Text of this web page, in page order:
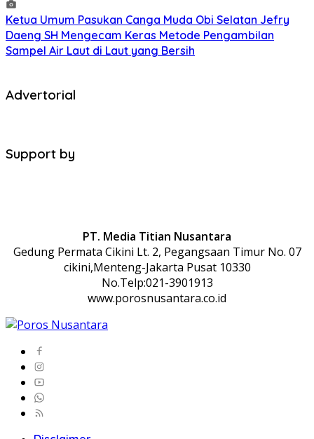
Ketua Umum Pasukan Canga Muda Obi Selatan Jefry
Daeng SH Mengecam Keras Metode Pengambilan
Sampel Air Laut di Laut yang Bersih
Advertorial
Support by
PT. Media Titian Nusantara
Gedung Permata Cikini Lt. 2, Pegangsaan Timur No. 07
cikini,Menteng-Jakarta Pusat 10330
No.Telp:021-3901913
www.porosnusantara.co.id